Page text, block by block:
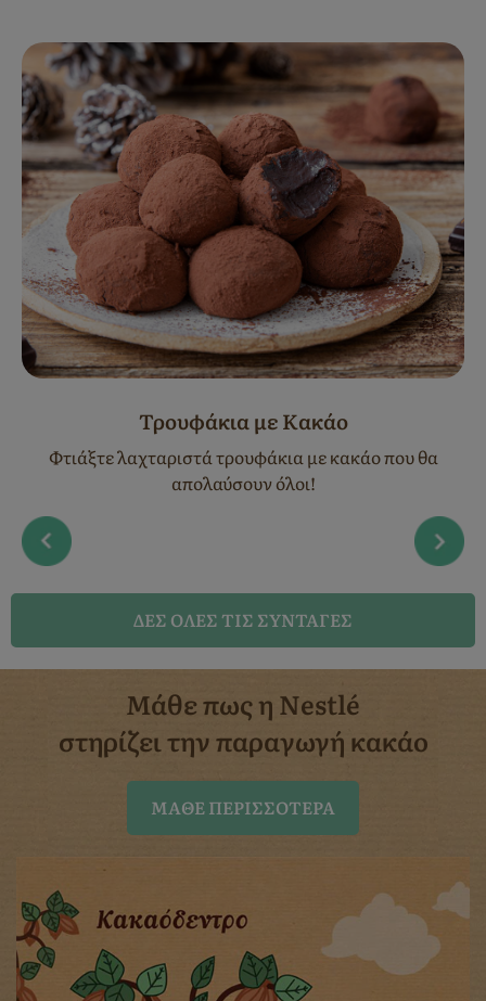
Τρουφάκια με Κακάο
Φτιάξτε λαχταριστά τρουφάκια με κακάο που θα
απολαύσουν όλοι!
ΔΈΣ ΌΛΕΣ ΤΙΣ ΣΥΝΤΑΓΈΣ
Μάθε πως η Nestlé
στηρίζει την παραγωγή κακάο
ΜΆΘΕ ΠΕΡΙΣΣΌΤΕΡΑ